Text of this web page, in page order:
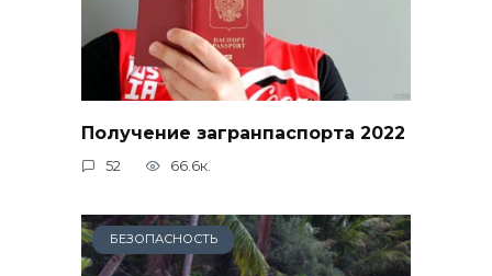
Получение загранпаспорта 2022
52 66.6к.
БЕЗОПАСНОСТЬ